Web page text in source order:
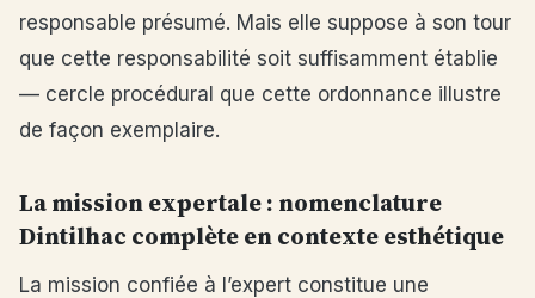
responsable présumé. Mais elle suppose à son tour
que cette responsabilité soit suffisamment établie
— cercle procédural que cette ordonnance illustre
de façon exemplaire.
La mission expertale : nomenclature
Dintilhac complète en contexte esthétique
La mission confiée à l’expert constitue une